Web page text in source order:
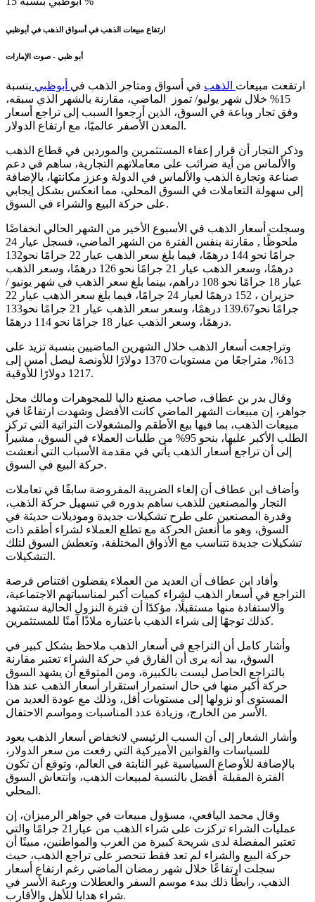
ارتفاع مبيعات الذهب في أسواق الذهب في أبوظبي
أبو ظبي - صوت الإمارات
ارتفعت مبيعات الذهب في أسواق ومتاجر الذهب في أبوظبي بنسبة
15% خلال شهر يوليو/ تموز الماضي، مقارنة بالشهر الذي سبقه،
وفق تجار وباعة في السوق، الذين أرجعوا السبب إلى تراجع أسعار
المعدن الأصفر عالميًا، مع ارتفاع الدولار.
وذكر التجار أن قرار إعفاء المستثمرين والموردين في قطاع الذهب
والألماس من أية ضرائب على معاملاتهم التجارية، ساهم في دعم
صناعة وتجارة الذهب والألماس في الدولة وعزز مكانتها، بالإضافة
إلى سهولة التعاملات في السوق المحلي، مما انعكس بشكل إيجابي
على حركة البيع والشراء في السوق.
وسجلت أسعار الذهب في الأسبوع الأخير من الشهر الحالي انخفاضًا
ملحوظًا , مقارنة بنفس الفترة من الشهر الماضي، فسجل عيار 24
جرامًا نحو 144 درهمًا، فيما بلغ سعر الذهب عيار 22 جرامًا نحو132
درهمًا، وسعر الذهب عيار 21 جرامًا نحو 126 درهمًا، وسعر الذهب
عيار 18 جرامًا نحو 108 دراهم، بينما بلغ سعر الذهب في شهر يونيو /
حزيران ، 152 درهمًا لعيار 24 جرامًا، فيما بلغ سعر الذهب عيار 22
جرامًا نحو139.67 درهمًا، وسعر سعر الذهب عيار 21 جرامًا نحو133
درهمًا، وسعر الذهب عيار 18 جرامًا نحو 114 درهمًا.
وتراجعت أسعار الذهب خلال الشهرين الماضيين بنسبة تزيد على
13%، متراجعًا من مستويات 1370 دولارًا للأونصة ليصل أمس إلى
1217 دولارًا للأوقية.
وقال بدر بن عطاف، صاحب مصنع داليا للمجوهرات ومالك محل
جواهر، إن مبيعات الشهر الماضي كانت الأفضل وشهدت ارتفاعًا في
مبيعات الذهب، بما فيها بيع الأطقم والمشغولات التراثية التي تركز
الطلب الأكبر عليها، بنحو 95% من طلبات العملاء في السوق، مشيراً
إلى أن تراجع أسعار الذهب يأتي في مقدمة الأسباب التي أنعشت
حركة البيع في السوق.
وأضاف ابن عطاف أن إلغاء الضريبة المفروضة سابقًا في تعاملات
التجار والمصنعين للذهب ساهم بدوره في تسهيل حركة الذهب،
وقدرة المصنعين على طرح تشكيلات جديدة وموديلات حديثة في
السوق، وهو ما أنعش الحركة مع تطلع العملاء لشراء أطقم ذات
تشكيلات جديدة تتناسب مع الأذواق المختلفة، وتعطش السوق لتلك
التشكيلات.
وأفاد ابن عطاف أن العديد من العملاء يفضلون اقتناص فرصة
التراجع في أسعار الذهب لشراء كميات أكبر لمناسباتهم الاجتماعية،
والاستفادة منها مستقبلًا، مؤكدًا أن فترة النزول الحالية ستشهد
كذلك توجهًا إلى شراء الذهب باعتباره ملاذًا آمنًا للمستثمرين.
وأشار كامل أن التراجع في أسعار الذهب ملاحظ بشكل كبير في
السوق، بيد أنه يرى أن الفارق في حركة الشراء تعتبر مقارنة
بالتراجع الحاصل ليست بالكبيرة، ومن المتوقع أن يشهد السوق
حركة أكبر منها في حال استمرار استقرار أسعار الذهب عند هذا
المستوى أو نزولها إلى مستويات أقل، وذلك مع عودة العديد من
الأسر من الخارج، وزيادة عدد المناسبات ومواسم الاحتفال.
وأشار الشعار إلى أن السبب الرئيسي لانخفاض أسعار الذهب يعود
للسياسات والقوانين الأميركية التي رفعت من سعر الدولار،
بالإضافة للأوضاع السياسية غير الثابتة في العالم، وتوقع أن تكون
الفترة المقبلة أفضل بالنسبة لمبيعات الذهب، وانتعاش السوق
المحلي.
وقال محمد اليافعي، مسؤول مبيعات في جواهر الرميزان، إن
عمليات الشراء تركزت على شراء الذهب من عيار21 جرامًا والتي
تعتبر المفضلة لدى شريحة كبيرة من العرب والمواطنين، مبينًا أن
حركة البيع والشراء لم تعد فقط تنحصر على تراجع الذهب، حيث
سجلت ارتفاعًا خلال شهر رمضان الماضي رغم ارتفاع أسعار
الذهب، رابطًا ذلك ببدء موسم السفر والعطلات ورغبة الأسر في
شراء هدايا للأهل والأقارب.